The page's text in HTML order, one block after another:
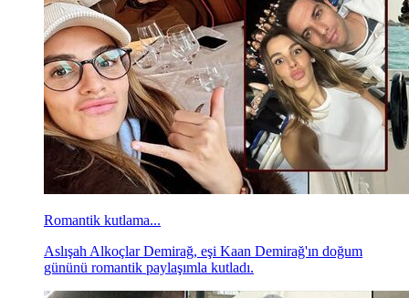
Romantik kutlama...
Aslışah Alkoçlar Demirağ, eşi Kaan Demirağ'ın doğum
gününü romantik paylaşımla kutladı.